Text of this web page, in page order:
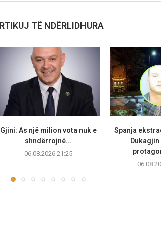
TË NDËRLIDHURA
Gjini: As një milion vota nuk e
shndërrojnë...
06.08.2026 21:25
Spanja